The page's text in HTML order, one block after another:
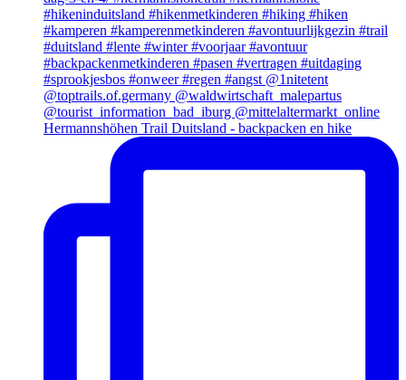
Hermannshöhen Trail Duitsland - backpacken en hike